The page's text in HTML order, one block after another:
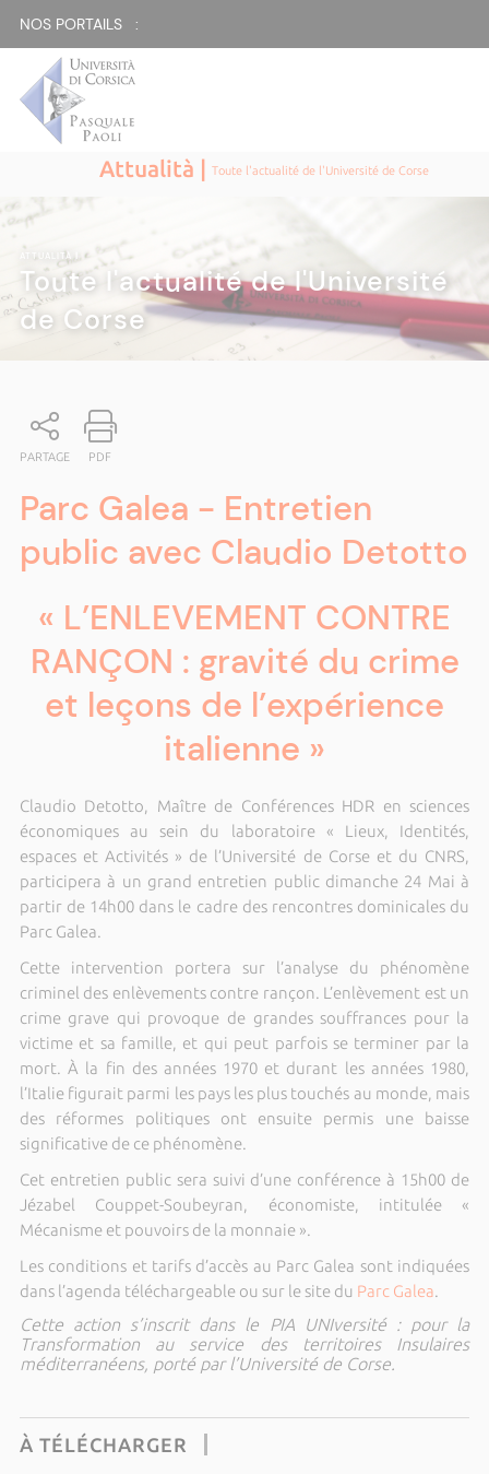
NOS PORTAILS :
Attualità |Toute l'actualité de l'Université de Corse
ATTUALITÀ|
Toute l'actualité de l'Université
de Corse
PARTAGE PDF
Parc Galea - Entretien
public avec Claudio Detotto
« L’ENLEVEMENT CONTRE
RANÇON : gravité du crime
et leçons de l’expérience
italienne »
Claudio Detotto, Maître de Conférences HDR en sciences
économiques au sein du laboratoire « Lieux, Identités,
espaces et Activités » de l’Université de Corse et du CNRS,
participera à un grand entretien public dimanche 24 Mai à
partir de 14h00 dans le cadre des rencontres dominicales du
Parc Galea.
Cette intervention portera sur l’analyse du phénomène
criminel des enlèvements contre rançon. L’enlèvement est un
crime grave qui provoque de grandes souffrances pour la
victime et sa famille, et qui peut parfois se terminer par la
mort. À la fin des années 1970 et durant les années 1980,
l’Italie figurait parmi les pays les plus touchés au monde, mais
des réformes politiques ont ensuite permis une baisse
significative de ce phénomène.
Cet entretien public sera suivi d’une conférence à 15h00 de
Jézabel Couppet-Soubeyran, économiste, intitulée «
Mécanisme et pouvoirs de la monnaie ».
Les conditions et tarifs d’accès au Parc Galea sont indiquées
dans l’agenda téléchargeable ou sur le site du Parc Galea.
Cette action s’inscrit dans le PIA UNIversité : pour la
Transformation au service des territoires Insulaires
méditerranéens, porté par l’Université de Corse.
À TÉLÉCHARGER